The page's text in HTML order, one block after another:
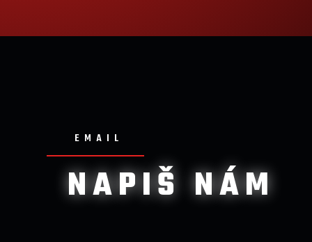
EMAIL
NAPIŠ NÁM